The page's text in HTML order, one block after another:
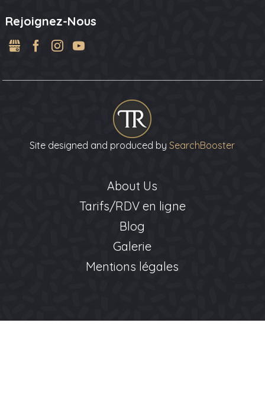
Rejoignez-Nous
GMB FacebookInstagram
Site designed and produced bySearchBooster
About Us
Tarifs/RDV en ligne
Blog
Galerie
Mentions légales